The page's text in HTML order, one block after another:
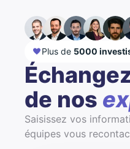
Plus de 5000
de nos
Saisissez vos
équipes vous